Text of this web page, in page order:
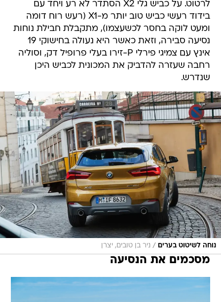
לרטוט. על כביש גלי X2 הסתדר לא רע ויחד עם
בידוד רעשי כביש טוב יותר מ-X1 (רעש רוח דומה
ומעט לוקה בחסר לכשעצמו), מתקבלת חבילת נוחות
נסיעה סבירה, וזאת כאשר היא נעולה בחישוקי 19
אינץ עם צמיגי פירלי P-זירו בעלי פרופיל דק, וסוליה
רחבה שעזרה להדביק את המכונית לכביש היכן
שנדרש.
נוחה לשיטוט בערים / ניר בן טובים, יצרן
מסכמים את הנסיעה